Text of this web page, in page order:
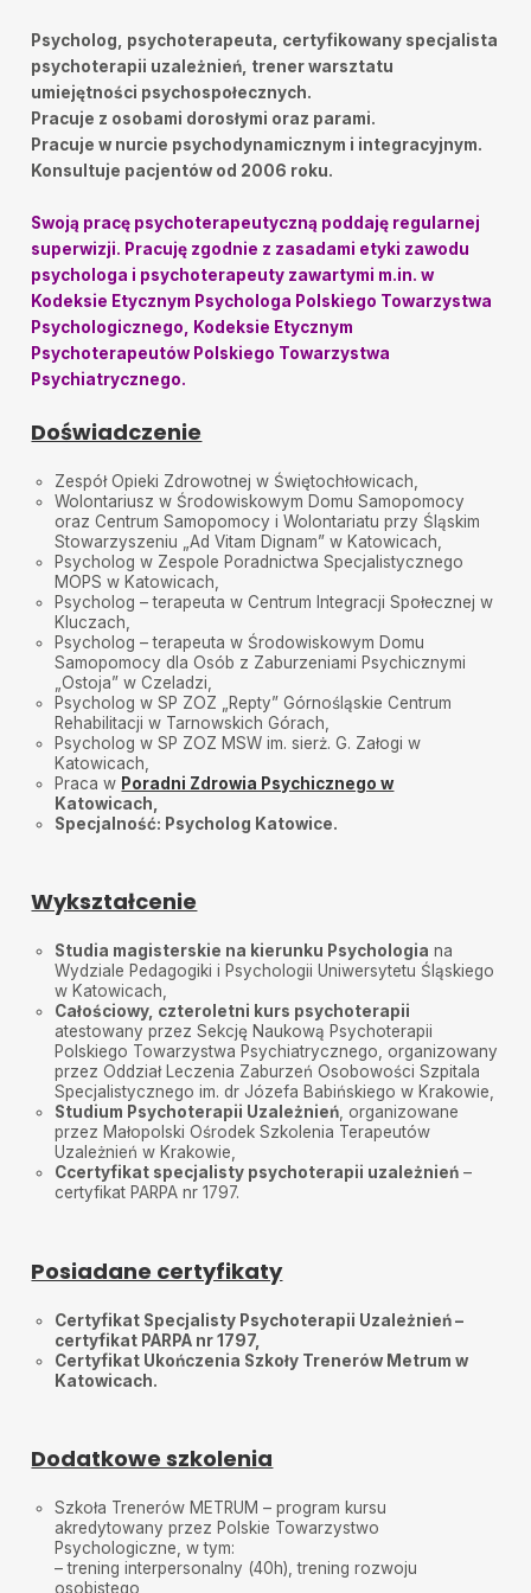
Miroslaw•2025-02-22
Bardzo Konkretny Pan
2025-02-16
Prawdziwy profesjonalista , umie słuchać i potrafi
zrozumieć człowieka
Artur Stankiewicz•2025-02-02
Wspaniały specjalista, który potrafi słuchać , a to
dzisiaj rzadkość.
Halina•2024-12-09
Bardzo miła i swobodna atmosfera zachęcająca do
opowiedzenia o swoich problemach
Marta•2024-11-10
Człowiek czuje się bezpiecznie. Polecam wszystkim!
10/10 super
Marta•2024-10-27
Wspaniały terapeuta, ciepły, cierpliwy, delikatnie
prowadzi rozmowę, jednak daje bardzo dużo
przestrzeni na przemyślenia. Jeżeli trzeba pomilczeć,
jest na to czas, terapeuta działa odpowiednio do
indywidualnych potrzeb. Polecam z całego serca!
Psycholog, psychoterapeuta, certyfikowany specjalista
psychoterapii uzależnień, trener warsztatu
umiejętności psychospołecznych.
Pracuje z osobami dorosłymi oraz parami.
Pracuje w nurcie psychodynamicznym i integracyjnym.
Konsultuje pacjentów od 2006 roku.
Swoją pracę psychoterapeutyczną poddaję regularnej
superwizji. Pracuję zgodnie z zasadami etyki zawodu
psychologa i psychoterapeuty zawartymi m.in. w
Kodeksie Etycznym Psychologa Polskiego Towarzystwa
Psychologicznego, Kodeksie Etycznym
Psychoterapeutów Polskiego Towarzystwa
Psychiatrycznego.
Doświadczenie
Zespół Opieki Zdrowotnej w Świętochłowicach,
Wolontariusz w Środowiskowym Domu Samopomocy
oraz Centrum Samopomocy i Wolontariatu przy Śląskim
Stowarzyszeniu „Ad Vitam Dignam” w Katowicach,
Psycholog w Zespole Poradnictwa Specjalistycznego
MOPS w Katowicach,
Psycholog – terapeuta w Centrum Integracji Społecznej w
Kluczach,
Psycholog – terapeuta w Środowiskowym Domu
Samopomocy dla Osób z Zaburzeniami Psychicznymi
„Ostoja” w Czeladzi,
Psycholog w SP ZOZ „Repty” Górnośląskie Centrum
Rehabilitacji w Tarnowskich Górach,
Psycholog w SP ZOZ MSW im. sierż. G. Załogi w
Katowicach,
Praca w Poradni Zdrowia Psychicznego w
Katowicach
Specjalność: Psycholog Katowice.
Wykształcenie
Studia magisterskie na kierunku Psychologia na
Wydziale Pedagogiki i Psychologii Uniwersytetu Śląskiego
w Katowicach,
Całościowy, czteroletni kurs psychoterapii
atestowany przez Sekcję Naukową Psychoterapii
Polskiego Towarzystwa Psychiatrycznego, organizowany
przez Oddział Leczenia Zaburzeń Osobowości Szpitala
Specjalistycznego im. dr Józefa Babińskiego w Krakowie,
Studium Psychoterapii Uzależnień , organizowane
przez Małopolski Ośrodek Szkolenia Terapeutów
Uzależnień w Krakowie,
Ccertyfikat specjalisty psychoterapii uzależnień –
certyfikat PARPA nr 1797.
Posiadane certyfikaty
Certyfikat Specjalisty Psychoterapii Uzależnień –
certyfikat PARPA nr 1797,
Certyfikat Ukończenia Szkoły Trenerów Metrum w
Katowicach.
Dodatkowe szkolenia
Szkoła Trenerów METRUM – program kursu
akredytowany przez Polskie Towarzystwo
Psychologiczne, w tym:
– trening interpersonalny (40h), trening rozwoju
osobistego ,